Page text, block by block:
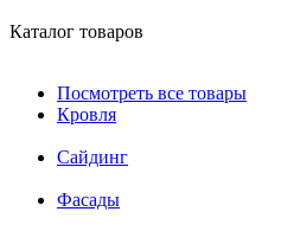
Каталог товаров
Посмотреть все товары
Кровля
Сайдинг
Фасады